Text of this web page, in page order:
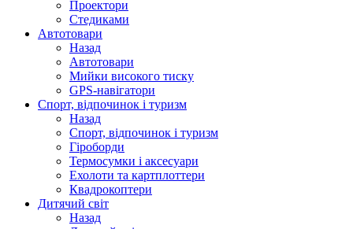
Проектори
Стедиками
Автотовари
Назад
Автотовари
Мийки високого тиску
GPS-навігатори
Спорт, відпочинок і туризм
Назад
Спорт, відпочинок і туризм
Гіроборди
Термосумки і аксесуари
Ехолоти та картплоттери
Квадрокоптери
Дитячий світ
Назад